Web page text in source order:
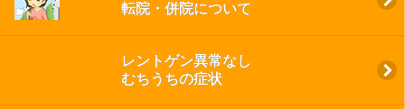
転院・併院について
レントゲン異常なし
むちうちの症状